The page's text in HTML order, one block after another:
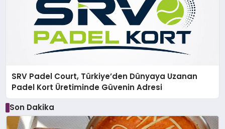
SRV Padel Court, Türkiye’den Dünyaya Uzanan
Padel Kort Üretiminde Güvenin Adresi
Son Dakika